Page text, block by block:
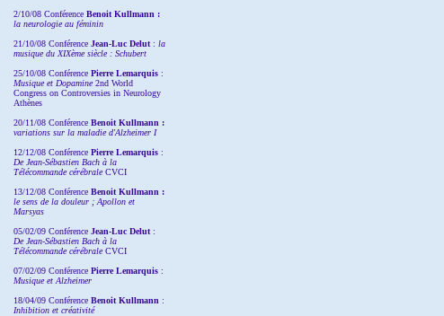
2/10/08 Conférence Benoit Kullmann :
la neurologie au féminin
21/10/08 Conférence Jean-Luc Delut : la
musique du XIXème siècle : Schubert
25/10/08 Conférence Pierre Lemarquis :
Musique et Dopamine2nd World
Congress on Controversies in Neurology
Athènes
20/11/08 Conférence Benoit Kullmann :
variations sur la maladie d'Alzheimer I
12/12/08 Conférence Pierre Lemarquis :
De Jean-Sébastien Bach à la
Télécommande cérébraleCVCI
13/12/08 Conférence Benoit Kullmann :
le sens de la douleur ; Apollon et
Marsyas
05/02/09 Conférence Jean-Luc Delut :
De Jean-Sébastien Bach à la
Télécommande cérébraleCVCI
07/02/09 Conférence Pierre Lemarquis :
Musique et Alzheimer
18/04/09 Conférence Benoit Kullmann :
Inhibition et créativité